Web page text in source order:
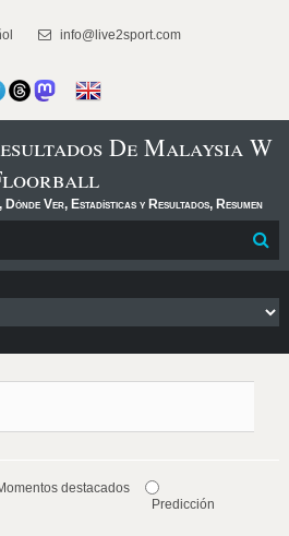
info@live2sport.com
De Malaysia W
Ver, Estadísticas y Resultados, Resumen
destacados
Predicción